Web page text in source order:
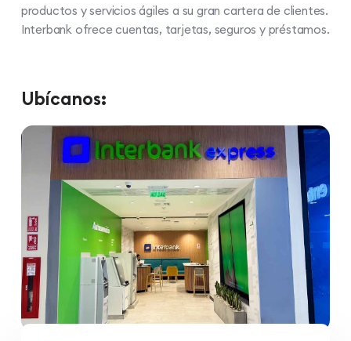
productos y servicios ágiles a su gran cartera de clientes.
Interbank ofrece cuentas, tarjetas, seguros y préstamos.
Ubícanos: